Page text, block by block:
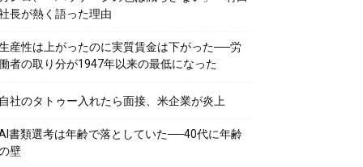
長が熱く語った理由
産性は上がったのに実質賃金は下がった──労
者の取り分が1947年以来の最低になった
社のタトゥー入れたら面接、米企業が炎上
書類選考は年齢で落としていた──40代に年齢
壁